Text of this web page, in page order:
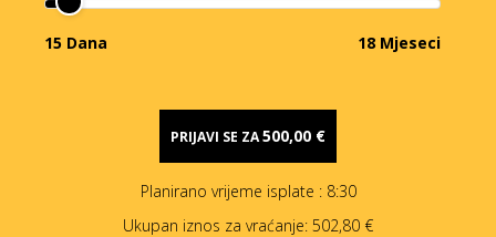
15 Dana 18 Mjeseci
PRIJAVI SE ZA500,00 €
Planirano vrijeme isplate : 8:30
Ukupan iznos za vraćanje: 502,80 €